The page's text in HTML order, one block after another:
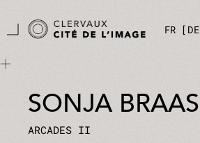
FR
DE
SONJA BRAAS
ARCADES II